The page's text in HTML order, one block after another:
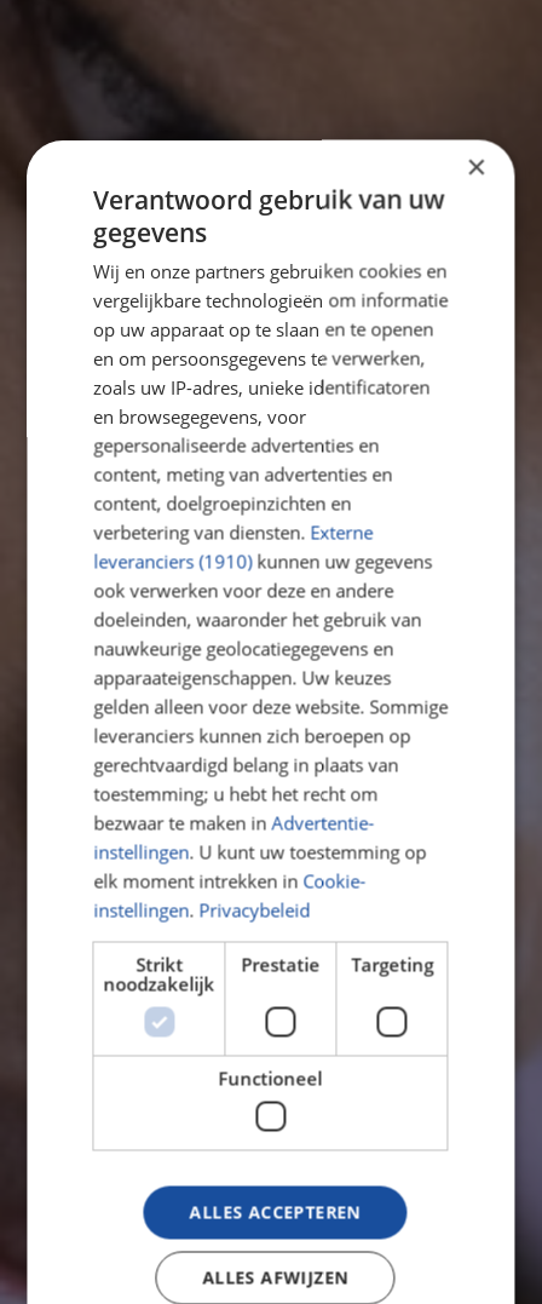
BIJ BASISSCHOOL
PANTARIJN
word je voorbereid op jouw toekomst
×
Verantwoord gebruik van uw
gegevens
Wij en onze partners gebruiken cookies en
vergelijkbare technologieën om informatie
op uw apparaat op te slaan en te openen
en om persoonsgegevens te verwerken,
zoals uw IP-adres, unieke identificatoren
en browsegegevens, voor
gepersonaliseerde advertenties en
content, meting van advertenties en
content, doelgroepinzichten en
verbetering van diensten. Externe
leveranciers (1910)kunnen uw gegevens
ook verwerken voor deze en andere
doeleinden, waaronder het gebruik van
nauwkeurige geolocatiegegevens en
apparaateigenschappen. Uw keuzes
gelden alleen voor deze website. Sommige
leveranciers kunnen zich beroepen op
gerechtvaardigd belang in plaats van
toestemming; u hebt het recht om
bezwaar te maken inAdvertentie-
instellingen. U kunt uw toestemming op
elk moment intrekken in Cookie-
instellingen. Privacybeleid
Strikt
noodzakelijk
Prestatie Targeting
Functioneel
ALLES ACCEPTEREN
ALLES AFWIJZEN